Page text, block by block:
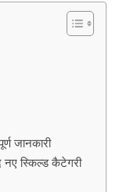
जानकारी
स्किल्ड कैटेगरी